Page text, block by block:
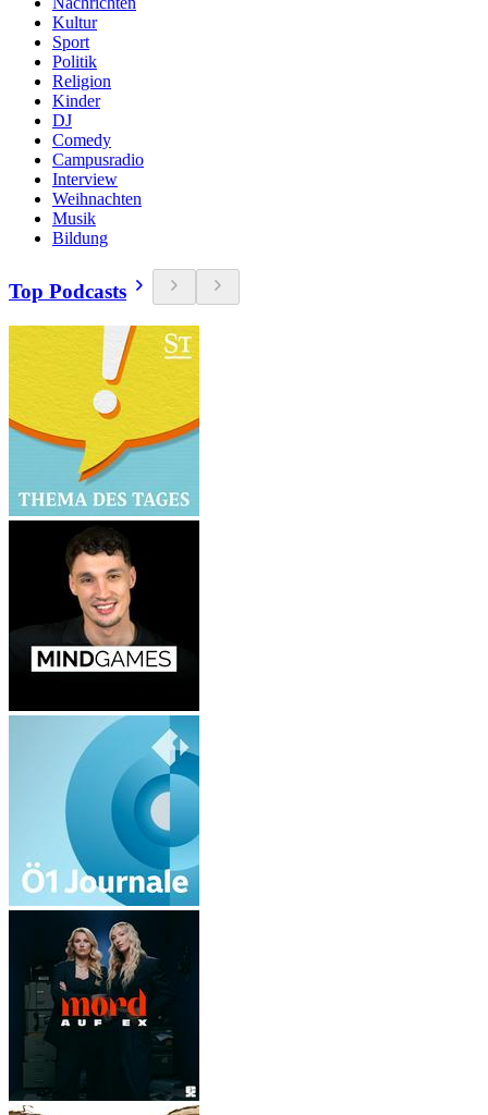
Kultur
Sport
Politik
Religion
Kinder
DJ
Comedy
Campusradio
Interview
Weihnachten
Musik
Bildung
Top Podcasts